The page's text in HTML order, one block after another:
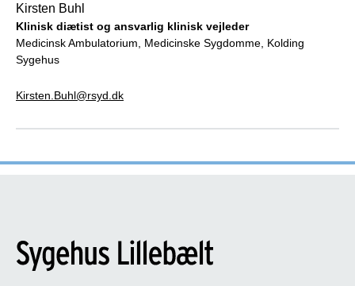
Kirsten Buhl
Klinisk diætist og ansvarlig klinisk vejleder
Medicinsk Ambulatorium, Medicinske Sygdomme, Kolding
Sygehus
Kirsten.Buhl@rsyd.dk